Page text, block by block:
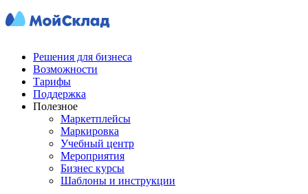
Решения для бизнеса
Возможности
Тарифы
Поддержка
Полезное
Маркетплейсы
Маркировка
Учебный центр
Мероприятия
Бизнес курсы
Шаблоны и инструкции